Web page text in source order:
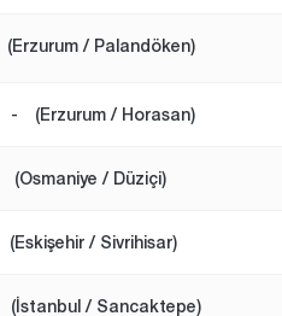
(Erzurum / Palandöken)
- (Erzurum / Horasan)
(Osmaniye / Düziçi)
(Eskişehir / Sivrihisar)
(İstanbul / Sancaktepe)